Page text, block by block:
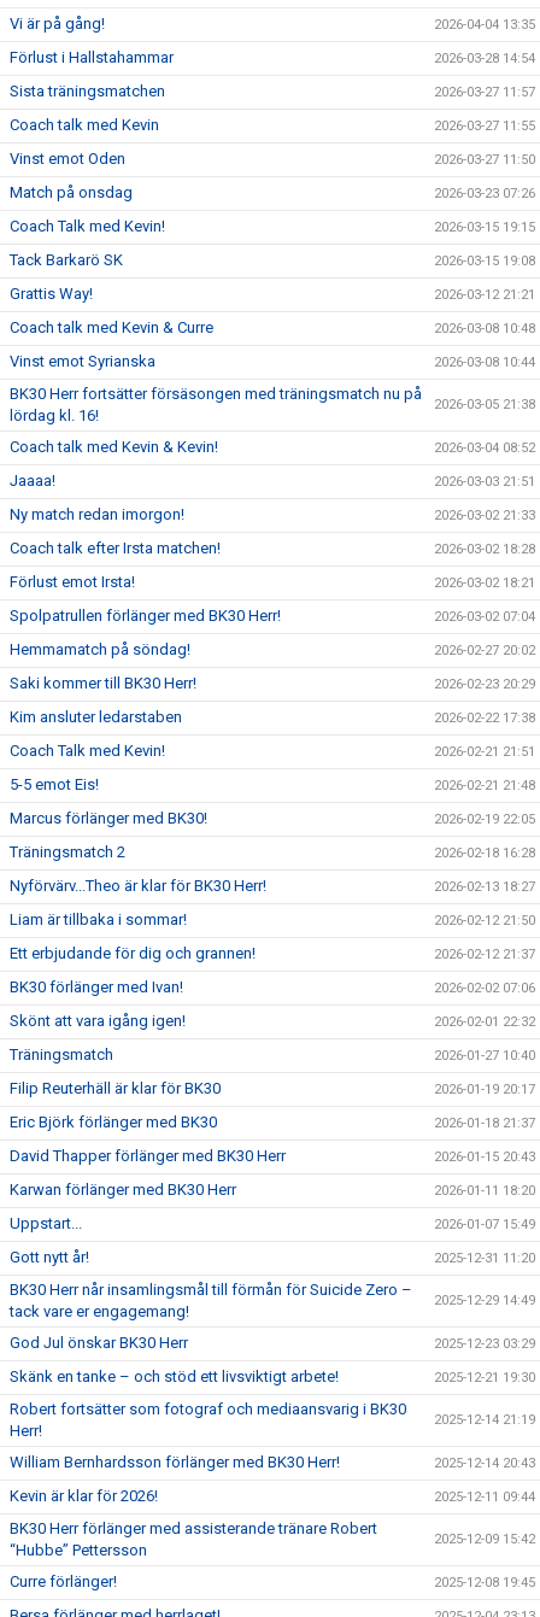
Vi är på gång! 2026-04-04 13:35
Förlust i Hallstahammar 2026-03-28 14:54
Sista träningsmatchen 2026-03-27 11:57
Coach talk med Kevin 2026-03-27 11:55
Vinst emot Oden 2026-03-27 11:50
Match på onsdag 2026-03-23 07:26
Coach Talk med Kevin! 2026-03-15 19:15
Tack Barkarö SK 2026-03-15 19:08
Grattis Way! 2026-03-12 21:21
Coach talk med Kevin & Curre 2026-03-08 10:48
Vinst emot Syrianska 2026-03-08 10:44
BK30 Herr fortsätter försäsongen med träningsmatch nu på
lördag kl. 16!
2026-03-05 21:38
Coach talk med Kevin & Kevin! 2026-03-04 08:52
Jaaaa! 2026-03-03 21:51
Ny match redan imorgon! 2026-03-02 21:33
Coach talk efter Irsta matchen! 2026-03-02 18:28
Förlust emot Irsta! 2026-03-02 18:21
Spolpatrullen förlänger med BK30 Herr! 2026-03-02 07:04
Hemmamatch på söndag! 2026-02-27 20:02
Saki kommer till BK30 Herr! 2026-02-23 20:29
Kim ansluter ledarstaben 2026-02-22 17:38
Coach Talk med Kevin! 2026-02-21 21:51
5-5 emot Eis! 2026-02-21 21:48
Marcus förlänger med BK30! 2026-02-19 22:05
Träningsmatch 2 2026-02-18 16:28
Nyförvärv...Theo är klar för BK30 Herr! 2026-02-13 18:27
Liam är tillbaka i sommar! 2026-02-12 21:50
Ett erbjudande för dig och grannen! 2026-02-12 21:37
BK30 förlänger med Ivan! 2026-02-02 07:06
Skönt att vara igång igen! 2026-02-01 22:32
Träningsmatch 2026-01-27 10:40
Filip Reuterhäll är klar för BK30 2026-01-19 20:17
Eric Björk förlänger med BK30 2026-01-18 21:37
David Thapper förlänger med BK30 Herr 2026-01-15 20:43
Karwan förlänger med BK30 Herr 2026-01-11 18:20
Uppstart... 2026-01-07 15:49
Gott nytt år! 2025-12-31 11:20
BK30 Herr når insamlingsmål till förmån för Suicide Zero –
tack vare er engagemang!
2025-12-29 14:49
God Jul önskar BK30 Herr 2025-12-23 03:29
Skänk en tanke – och stöd ett livsviktigt arbete! 2025-12-21 19:30
Robert fortsätter som fotograf och mediaansvarig i BK30
Herr!
2025-12-14 21:19
William Bernhardsson förlänger med BK30 Herr! 2025-12-14 20:43
Kevin är klar för 2026! 2025-12-11 09:44
BK30 Herr förlänger med assisterande tränare Robert
“Hubbe” Pettersson
2025-12-09 15:42
Curre förlänger! 2025-12-08 19:45